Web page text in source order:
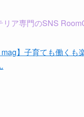
リア専門のSNS
mag】子育ても働く